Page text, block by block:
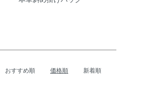
おすすめ順 価格順 新着順